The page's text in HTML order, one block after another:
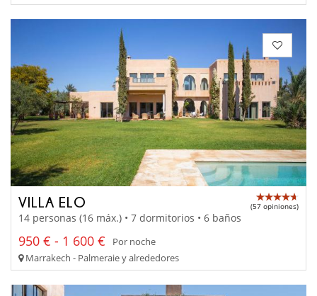
VILLA ELO (57 opiniones)
14 personas (16 máx.) • 7 dormitorios • 6 baños
950 € - 1 600 €
Por noche
Marrakech - Palmeraie y alrededores